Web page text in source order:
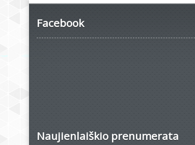
Facebook
Naujienlaiškio prenumerata